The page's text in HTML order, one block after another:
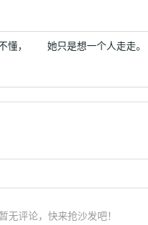
， 她只是想一个人走走。
暂无评论，快来抢沙发吧！